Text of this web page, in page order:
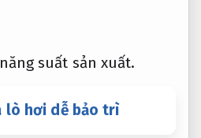
suất sản xuất.
lò hơi dễ bảo trì